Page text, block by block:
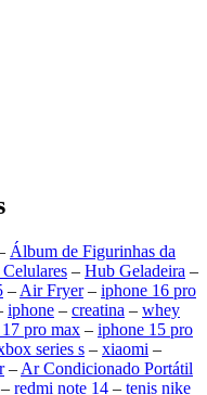
Álbum de Figurinhas da
– Hub Geladeira –
– Air Fryer– iphone 16 pro
iphone – creatina – whey
pro max – iphone 15 pro
series s – xiaomi –
– Ar Condicionado Portátil
– redmi note 14 – tenis nike